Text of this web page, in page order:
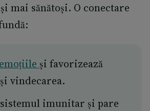
mai sănătoși. O conectare
și favorizează
vindecarea.
imunitar și pare